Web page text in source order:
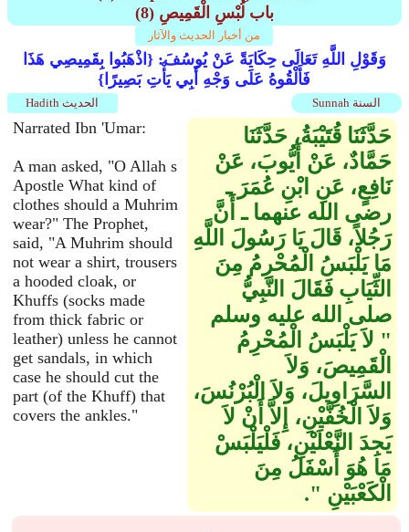
(8) باب لُبْسِ الْقَمِيصِ
من أخبار الحديث والآثار
وَقَوْلِ اللَّهِ تَعَالَى حِكَايَةً عَنْ يُوسُفَ: {اذْهَبُوا بِقَمِيصِي هَذَا
فَأَلْقُوهُ عَلَى وَجْهِ أَبِي يَأْتِ بَصِيرًا}
Sunnah السنة Hadith الحديث
Narrated Ibn 'Umar:
A man asked, "O Allah s
Apostle What kind of
clothes should a Muhrim
wear?" The Prophet,
said, "A Muhrim should
not wear a shirt, trousers
a hooded cloak, or
Khuffs (socks made
from thick fabric or
leather) unless he cannot
get sandals, in which
case he should cut the
part (of the Khuff) that
covers the ankles."
حَدَّثَنَا قُتَيْبَةُ، حَدَّثَنَا
حَمَّادٌ، عَنْ أَيُّوبَ، عَنْ
نَافِعٍ، عَنِ ابْنِ عُمَرَ ـ
رضى الله عنهما ـ أَنَّ
رَجُلاً، قَالَ يَا رَسُولَ اللَّهِ
مَا يَلْبَسُ الْمُحْرِمُ مِنَ
الثِّيَابِ فَقَالَ النَّبِيُّ
صلى الله عليه وسلم ‏
"‏ لاَ يَلْبَسُ الْمُحْرِمُ
الْقَمِيصَ، وَلاَ
السَّرَاوِيلَ، وَلاَ الْبُرْنُسَ،
وَلاَ الْخُفَّيْنِ، إِلاَّ أَنْ لاَ
يَجِدَ النَّعْلَيْنِ، فَلْيَلْبَسْ
مَا هُوَ أَسْفَلُ مِنَ
الْكَعْبَيْنِ ‏"‏‏.‏